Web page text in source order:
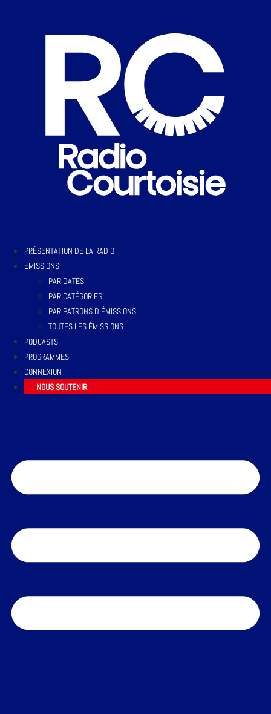
PRÉSENTATION DE LA RADIO
EMISSIONS
PAR DATES
PAR CATÉGORIES
PAR PATRONS D’ÉMISSIONS
TOUTES LES ÉMISSIONS
PODCASTS
PROGRAMMES
CONNEXION
NOUS SOUTENIR